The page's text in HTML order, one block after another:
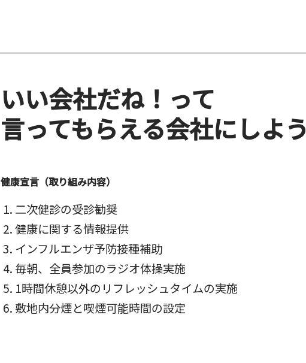
いい会社だね！って
言ってもらえる会社にしよう
健康宣言（取り組み内容）
二次健診の受診勧奨
健康に関する情報提供
インフルエンザ予防接種補助
毎朝、全員参加のラジオ体操実施
1時間休憩以外のリフレッシュタイムの実施
敷地内分煙と喫煙可能時間の設定